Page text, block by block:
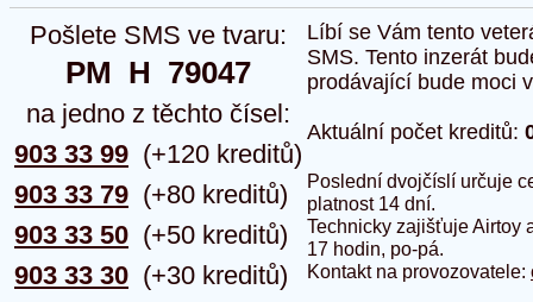
Pošlete SMS ve tvaru:
PM  H  79047
na jedno z těchto čísel:
903 33 99
903 33 79
903 33 50
903 33 30
(+120 kreditů)
(+80 kreditů)
(+50 kreditů)
(+30 kreditů)
Líbí se Vám tento
SMS. Tento inzerát
prodávající bude moci
Aktuální počet kreditů:
Poslední dvojčíslí určuje
platnost 14 dní.
Technicky zajišťuje Airtoy
17 hodin, po-pá.
Kontakt na provozovatele: